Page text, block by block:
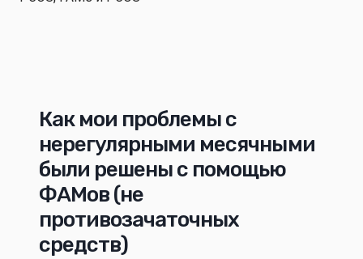
Как мои проблемы с
нерегулярными месячными
были решены с помощью
ФАМов (не
противозачаточных
средств)